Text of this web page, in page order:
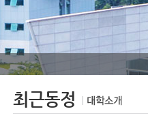
최근동정